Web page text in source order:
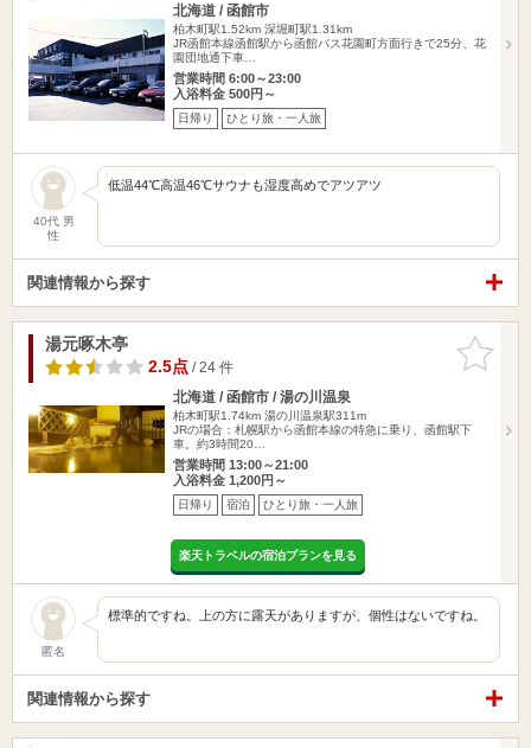
北海道 / 函館市
柏木町駅1.52km 深堀町駅1.31km
JR函館本線函館駅から函館バス花園町方面行きで25分、花
園団地通下車…
営業時間 6:00～23:00
入浴料金 500円～
日帰り ひとり旅・一人旅
40代 男
性
低温44℃高温46℃サウナも湿度高めでアツアツ
関連情報から探す
お気に入
りに追加
湯元啄木亭
2.5点/ 24 件
北海道 / 函館市 / 湯の川温泉
柏木町駅1.74km 湯の川温泉駅311m
JRの場合：札幌駅から函館本線の特急に乗り、函館駅下
車。約3時間20…
営業時間 13:00～21:00
入浴料金 1,200円～
日帰り 宿泊 ひとり旅・一人旅
楽天トラベルの宿泊プランを見る
匿名
標準的ですね。上の方に露天がありますが、個性はないですね。
関連情報から探す